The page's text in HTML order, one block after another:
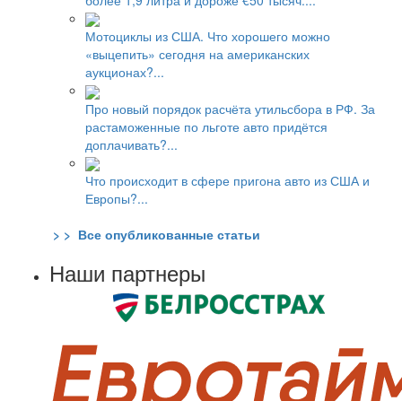
Мотоциклы из США. Что хорошего можно
«выцепить» сегодня на американских
аукционах?...
Про новый порядок расчёта утильсбора в РФ. За
растаможенные по льготе авто придётся
доплачивать?...
Что происходит в сфере пригона авто из США и
Европы?...
> > Все опубликованные статьи
Наши партнеры